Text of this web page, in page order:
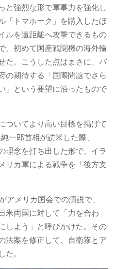
と強烈な形で軍事力を強化し
「トマホーク」を購入したほ
ルを遠距離へ攻撃できるもの
、初めて国産戦闘機の海外輸
た。こうした点はまさに、バ
の期待する「国際問題でさら
」という要望に沿ったもので
ついてより高い目標を掲げて
一郎首相が訪米した際、
理念を打ち出した形で、イラ
リカ軍による戦争を「後方支
アメリカ国会での演説で、
米両国に対して「力を合わ
しよう」と呼びかけた。その
法案を修正して、自衛隊とア
。